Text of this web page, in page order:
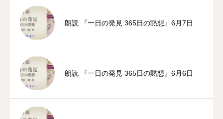
朗読 『一日の発見 365日の黙想』6月7日
朗読 『一日の発見 365日の黙想』6月6日